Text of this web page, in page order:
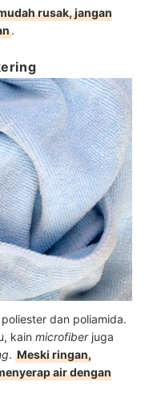
rusak, jangan
.
dan poliamida.
kain microfiberjuga
. Meski ringan,
air dengan